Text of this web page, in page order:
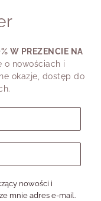
swojego
dziś
W PREZENCIE NA
o nowościach i
okazje, dostęp do
nowości i
mnie adres e-mail.